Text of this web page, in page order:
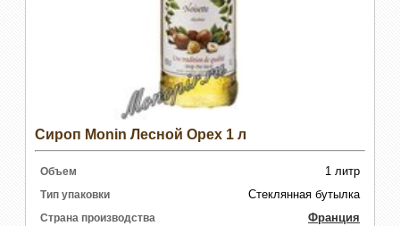
Сироп Monin Лесной Орех 1 л
Объем 1 литр
Тип упаковки Стеклянная бутылка
Страна производства Франция